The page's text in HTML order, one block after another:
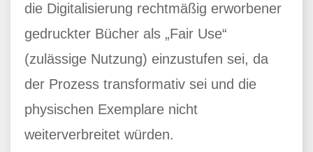
die Digitalisierung rechtmäßig erworbener
gedruckter Bücher als „Fair Use“
(zulässige Nutzung) einzustufen sei, da
der Prozess transformativ sei und die
physischen Exemplare nicht
weiterverbreitet würden.